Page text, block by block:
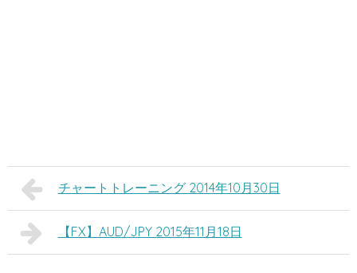
チャートトレーニング 2014年10月30日
【FX】AUD/JPY 2015年11月18日